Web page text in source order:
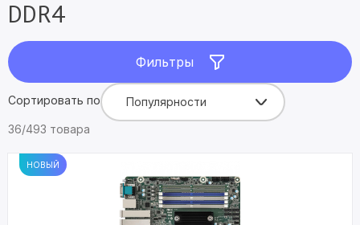
DDR4
Фильтры
Сортировать по
Популярности
36/493 товара
НОВЫЙ